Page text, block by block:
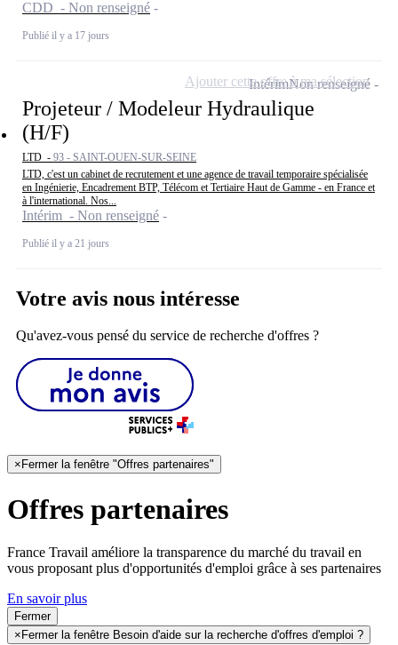
CDD - Non renseigné
Publié il y a 17 jours
Projeteur / Modeleur Hydraulique
(H/F)
LTD - 93 - SAINT-OUEN-SUR-SEINE
LTD, c'est un cabinet de recrutement et une agence de travail temporaire spécialisée
en Ingénierie, Encadrement BTP, Télécom et Tertiaire Haut de Gamme - en France et
à l'international. Nos...
Intérim - Non renseigné
Publié il y a 21 jours
IntérimNon renseigné
Ajouter cette offre à ma sélection
Votre avis nous intéresse
Qu'avez-vous pensé du service de recherche d'offres ?
× Fermer la fenêtre "Offres partenaires"
Offres partenaires
France Travail améliore la transparence du marché du travail en
vous proposant plus d'opportunités d'emploi grâce à ses partenaires
En savoir plus
Fermer
× Fermer la fenêtre Besoin d'aide sur la recherche d'offres d'emploi ?